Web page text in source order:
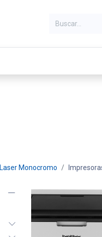
Laser Monocromo